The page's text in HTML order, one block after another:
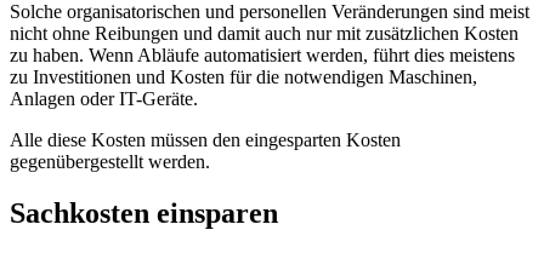
Solche organisatorischen und personellen Veränderungen sind meist
nicht ohne Reibungen und damit auch nur mit zusätzlichen Kosten
zu haben. Wenn Abläufe automatisiert werden, führt dies meistens
zu Investitionen und Kosten für die notwendigen Maschinen,
Anlagen oder IT-Geräte.
Alle diese Kosten müssen den eingesparten Kosten
gegenübergestellt werden.
Sachkosten einsparen